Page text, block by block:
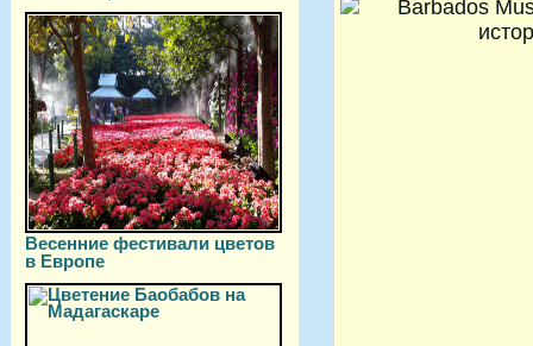
Весенние фестивали цветов
в Европе